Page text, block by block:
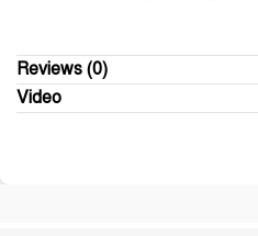
Reviews (0)
Video